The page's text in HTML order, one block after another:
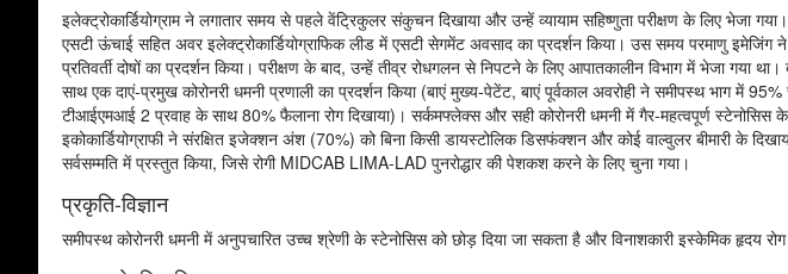
इलेक्ट्रोकार्डियोग्राम ने लगातार समय से पहले वेंट्रिकुलर संकुचन दिखाया और उन्हें व्यायाम सहिष्णुता परीक्षण के लिए भेजा
एसटी ऊंचाई सहित अवर इलेक्ट्रोकार्डियोग्राफिक लीड में एसटी सेगमेंट अवसाद का प्रदर्शन किया। उस समय परमाणु
प्रतिवर्ती दोषों का प्रदर्शन किया। परीक्षण के बाद, उन्हें तीव्र रोधगलन से निपटने के लिए आपातकालीन विभाग में भेजा गया
साथ एक दाएं-प्रमुख कोरोनरी धमनी प्रणाली का प्रदर्शन किया (बाएं मुख्य-पेटेंट, बाएं पूर्वकाल अवरोही ने समीपस्थ भाग में
टीआईएमआई 2 प्रवाह के साथ 80% फैलाना रोग दिखाया)। सर्कमफ्लेक्स और सही कोरोनरी धमनी में गैर-महत्वपूर्ण स्टेनोसिस के
इकोकार्डियोग्राफी ने संरक्षित इजेक्शन अंश (70%) को बिना किसी डायस्टोलिक डिसफंक्शन और कोई वाल्वुलर बीमारी के
सर्वसम्मति में प्रस्तुत किया, जिसे रोगी MIDCAB LIMA-LAD पुनरोद्धार की पेशकश करने के लिए चुना गया।
प्रकृति-विज्ञान
समीपस्थ कोरोनरी धमनी में अनुपचारित उच्च श्रेणी के स्टेनोसिस को छोड़ दिया जा सकता है और विनाशकारी इस्केमिक हृदय